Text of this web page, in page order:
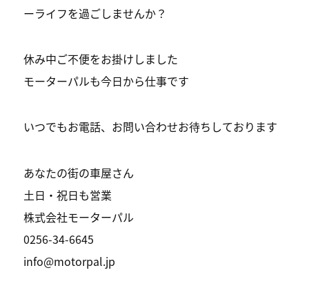
ーライフを過ごしませんか？
休み中ご不便をお掛けしました
モーターパルも今日から仕事です
いつでもお電話、お問い合わせお待ちしております
あなたの街の車屋さん
土日・祝日も営業
株式会社モーターパル
0256-34-6645
info@motorpal.jp